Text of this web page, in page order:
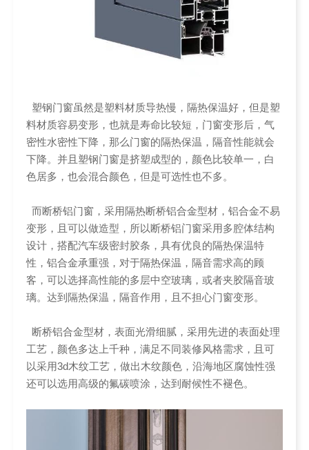
塑钢门窗虽然是塑料材质导热慢，隔热保温好，但是塑
料材质容易变形，也就是寿命比较短，门窗变形后，气
密性水密性下降，那么门窗的隔热保温，隔音性能就会
下降。并且塑钢门窗是挤塑成型的，颜色比较单一，白
色居多，也会混合颜色，但是可选性也不多。
而断桥铝门窗，采用隔热断桥铝合金型材，铝合金不易
变形，且可以做造型，所以断桥铝门窗采用多腔体结构
设计，搭配汽车级密封胶条，具有优良的隔热保温特
性，铝合金承重强，对于隔热保温，隔音需求高的顾
客，可以选择高性能的多层中空玻璃，或者夹胶隔音玻
璃。达到隔热保温，隔音作用，且不担心门窗变形。
断桥铝合金型材，表面光滑细腻，采用先进的表面处理
工艺，颜色多达上千种，满足不同装修风格需求，且可
以采用3d木纹工艺，做出木纹颜色，沿海地区腐蚀性强
还可以选用高级的氟碳喷涂，达到耐候性不褪色。